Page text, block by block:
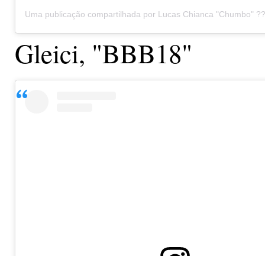
Gleici, "BBB18"